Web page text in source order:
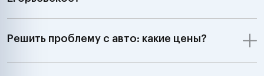
Решить проблему с авто: какие цены?